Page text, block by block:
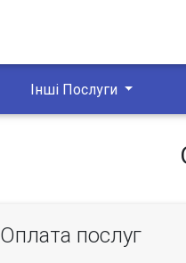
Інші Послуги
Оплата послуг